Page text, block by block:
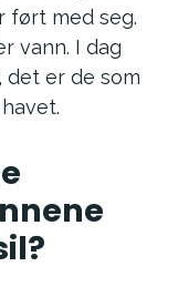
ført med seg.
vann. I dag
det er de som